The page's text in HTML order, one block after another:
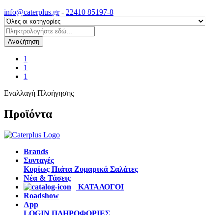
info@caterplus.gr- 22410 85197-8
Αναζήτηση
1
1
1
Εναλλαγή Πλοήγησης
Προϊόντα
Brands
Συνταγές
Κυρίως Πιάτα Ζυμαρικά Σαλάτες
Νέα & Τάσεις
ΚΑΤΑΛΟΓΟΙ
Roadshow
App
LOGIN ΠΛΗΡΟΦΟΡΙΕΣ